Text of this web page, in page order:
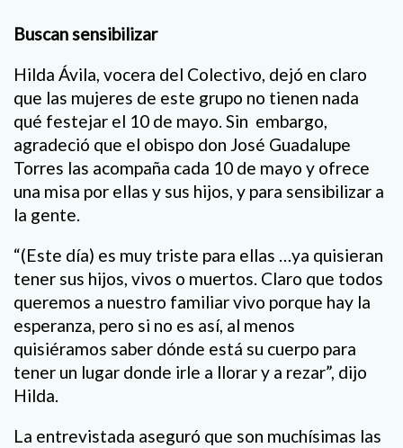
Buscan sensibilizar
Hilda Ávila, vocera del Colectivo, dejó en claro
que las mujeres de este grupo no tienen nada
qué festejar el 10 de mayo. Sin embargo,
agradeció que el obispo don José Guadalupe
Torres las acompaña cada 10 de mayo y ofrece
una misa por ellas y sus hijos, y para sensibilizar a
la gente.
“(Este día) es muy triste para ellas …ya quisieran
tener sus hijos, vivos o muertos. Claro que todos
queremos a nuestro familiar vivo porque hay la
esperanza, pero si no es así, al menos
quisiéramos saber dónde está su cuerpo para
tener un lugar donde irle a llorar y a rezar”, dijo
Hilda.
La entrevistada aseguró que son muchísimas las